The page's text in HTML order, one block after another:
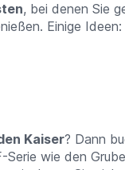
, bei denen Sie
Einige Ideen:
Kaiser? Dann
wie den